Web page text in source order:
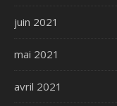
juin 2021
mai 2021
avril 2021